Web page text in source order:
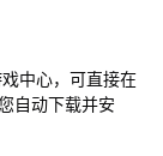
中心，可直接在
自动下载并安